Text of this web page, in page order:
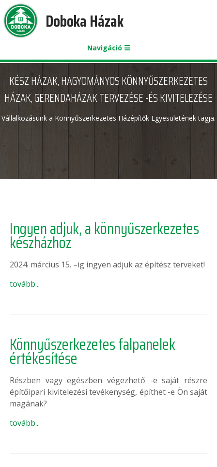
Doboka Házak
Navigáció ☰
KÉSZ HÁZAK, HAGYOMÁNYOS KÖNNYŰSZERKEZETES
HÁZAK, GERENDAHÁZAK TERVEZÉSE -ÉS KIVITELEZÉSE
Vállalkozásunk a Könnyűszerkezetes Házépítők Egyesületének tagja.
Ingyen adjuk, a könnyűszerkezetes
készházhoz
2024. március 15. –ig ingyen adjuk az építész terveket!
tovább...
Könnyűszerkezetes falpanelek
értékesítése
Részben vagy egészben végezhető -e saját részre
építőipari kivitelezési tevékenység, építhet -e Ön saját
magának?
tovább...